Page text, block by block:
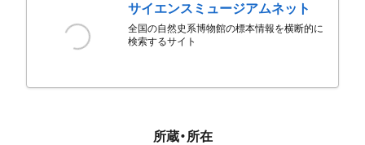
サイエンスミュージアムネット
全国の自然史系博物館の標本情報を横断的に
検索するサイト
所蔵・所在